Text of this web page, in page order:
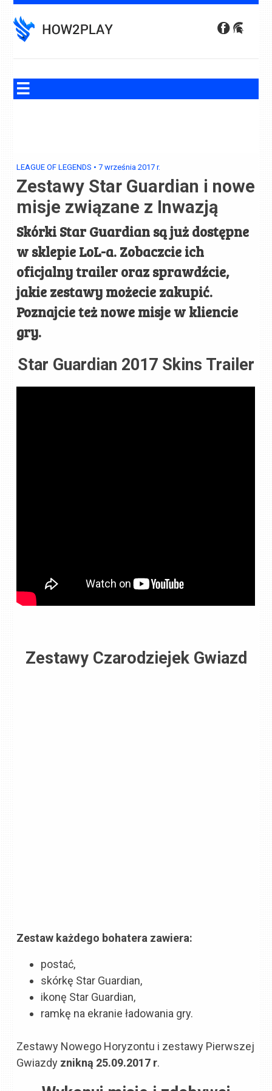
to
content
LEAGUE OF LEGENDS •7 września 2017 r.
Zestawy Star Guardian i nowe
misje związane z Inwazją
Skórki Star Guardian są już dostępne
w sklepie LoL-a. Zobaczcie ich
oficjalny trailer oraz sprawdźcie,
jakie zestawy możecie zakupić.
Poznajcie też nowe misje w kliencie
gry.
Star Guardian 2017 Skins Trailer
Zestawy Czarodziejek Gwiazd
Zestaw każdego bohatera zawiera:
postać,
skórkę Star Guardian,
ikonę Star Guardian,
ramkę na ekranie ładowania gry.
Zestawy Nowego Horyzontu i zestawy Pierwszej
Gwiazdy znikną 25.09.2017 r.